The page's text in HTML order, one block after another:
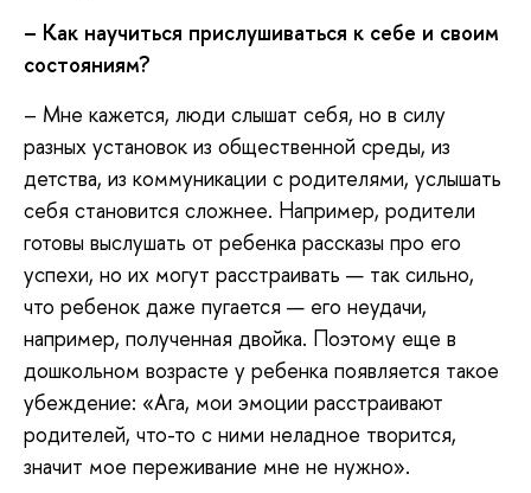
– Как научиться прислушиваться к себе и своим
состояниям?
– Мне кажется, люди слышат себя, но в силу
разных установок из общественной среды, из
детства, из коммуникации с родителями, услышать
себя становится сложнее. Например, родители
готовы выслушать от ребенка рассказы про его
успехи, но их могут расстраивать — так сильно,
что ребенок даже пугается — его неудачи,
например, полученная двойка. Поэтому еще в
дошкольном возрасте у ребенка появляется такое
убеждение: «Ага, мои эмоции расстраивают
родителей, что-то с ними неладное творится,
значит мое переживание мне не нужно».